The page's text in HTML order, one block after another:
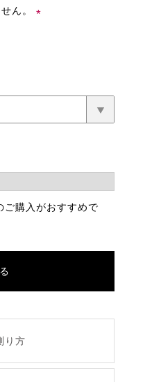
せん。
購入がおすすめで
り方